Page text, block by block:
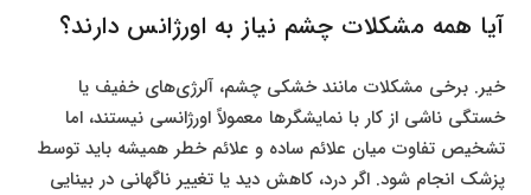
آیا همه مشکلات چشم نیاز به اورژانس دارند؟
خیر. برخی مشکلات مانند خشکی چشم، آلرژی‌های خفیف یا
خستگی ناشی از کار با نمایشگرها معمولاً اورژانسی نیستند، اما
تشخیص تفاوت میان علائم ساده و علائم خطر همیشه باید توسط
پزشک انجام شود. اگر درد، کاهش دید یا تغییر ناگهانی در بینایی